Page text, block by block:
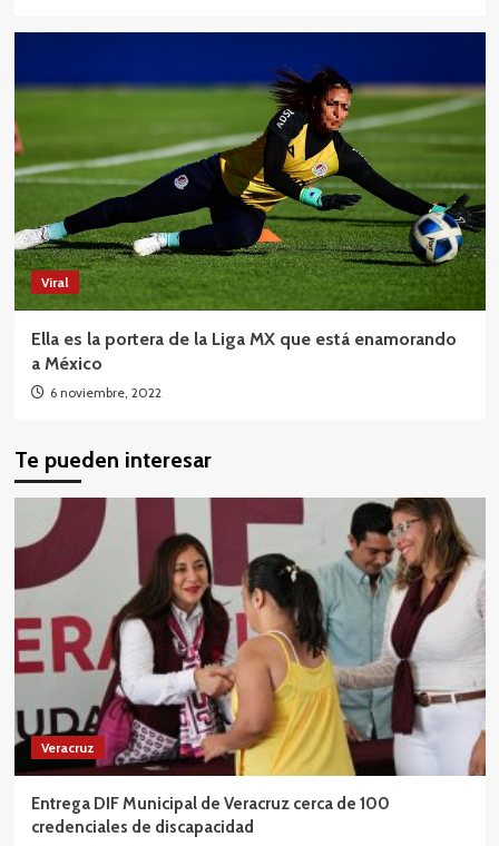
Viral
Ella es la portera de la Liga MX que está enamorando
a México
6 noviembre, 2022
Te pueden interesar
Veracruz
Entrega DIF Municipal de Veracruz cerca de 100
credenciales de discapacidad